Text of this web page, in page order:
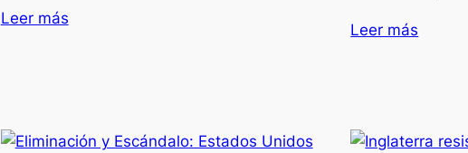
Leer más
Leer más